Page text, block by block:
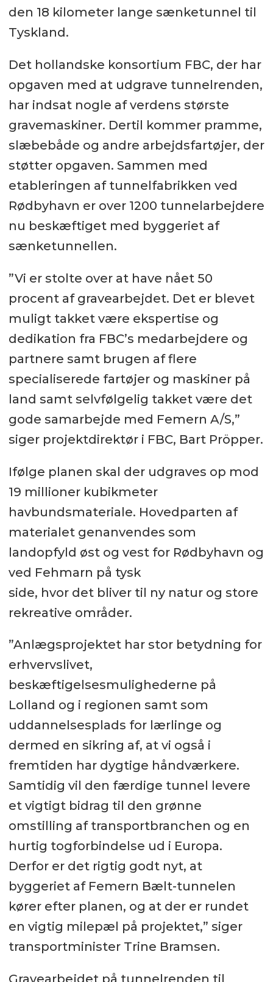
den 18 kilometer lange sænketunnel til
Tyskland.
Det hollandske konsortium FBC, der har
opgaven med at udgrave tunnelrenden,
har indsat nogle af verdens største
gravemaskiner. Dertil kommer pramme,
slæbebåde og andre arbejdsfartøjer, der
støtter opgaven. Sammen med
etableringen af tunnelfabrikken ved
Rødbyhavn er over 1200 tunnelarbejdere
nu beskæftiget med byggeriet af
sænketunnellen.
”Vi er stolte over at have nået 50
procent af gravearbejdet. Det er blevet
muligt takket være ekspertise og
dedikation fra FBC’s medarbejdere og
partnere samt brugen af flere
specialiserede fartøjer og maskiner på
land samt selvfølgelig takket være det
gode samarbejde med Femern A/S,”
siger projektdirektør i FBC, Bart Pröpper.
Ifølge planen skal der udgraves op mod
19 millioner kubikmeter
havbundsmateriale. Hovedparten af
materialet genanvendes som
landopfyld øst og vest for Rødbyhavn og
ved Fehmarn på tysk
side, hvor det bliver til ny natur og store
rekreative områder.
”Anlægsprojektet har stor betydning for
erhvervslivet,
beskæftigelsesmulighederne på
Lolland og i regionen samt som
uddannelsesplads for lærlinge og
dermed en sikring af, at vi også i
fremtiden har dygtige håndværkere.
Samtidig vil den færdige tunnel levere
et vigtigt bidrag til den grønne
omstilling af transportbranchen og en
hurtig togforbindelse ud i Europa.
Derfor er det rigtig godt nyt, at
byggeriet af Femern Bælt-tunnelen
kører efter planen, og at der er rundet
en vigtig milepæl på projektet,” siger
transportminister Trine Bramsen.